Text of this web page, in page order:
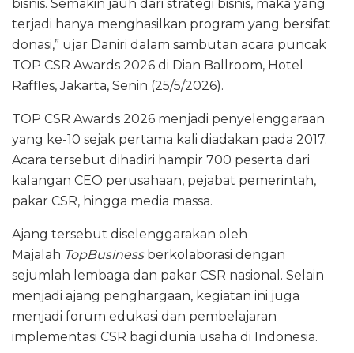
bisnis. Semakin jauh dari strategi bisnis, maka yang
terjadi hanya menghasilkan program yang bersifat
donasi,” ujar Daniri dalam sambutan acara puncak
TOP CSR Awards 2026 di Dian Ballroom, Hotel
Raffles, Jakarta, Senin (25/5/2026).
TOP CSR Awards 2026 menjadi penyelenggaraan
yang ke-10 sejak pertama kali diadakan pada 2017.
Acara tersebut dihadiri hampir 700 peserta dari
kalangan CEO perusahaan, pejabat pemerintah,
pakar CSR, hingga media massa.
Ajang tersebut diselenggarakan oleh
Majalah TopBusiness berkolaborasi dengan
sejumlah lembaga dan pakar CSR nasional. Selain
menjadi ajang penghargaan, kegiatan ini juga
menjadi forum edukasi dan pembelajaran
implementasi CSR bagi dunia usaha di Indonesia.